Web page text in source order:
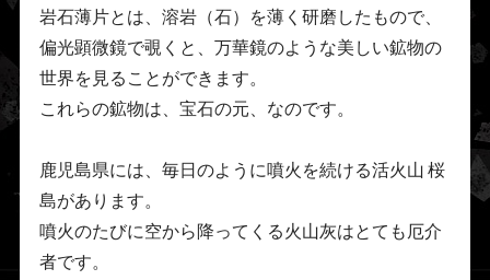
岩石薄片とは、溶岩（石）を薄く研磨したもので、
偏光顕微鏡で覗くと、万華鏡のような美しい鉱物の
世界を見ることができます。
これらの鉱物は、宝石の元、なのです。
鹿児島県には、毎日のように噴火を続ける活火山 桜
島があります。
噴火のたびに空から降ってくる火山灰はとても厄介
者です。